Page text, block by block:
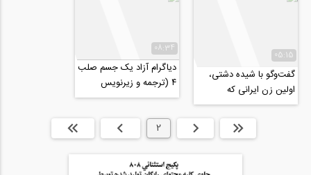
05:15
گفت‌وگو با شیده دشتی،
اولین زن ایرانی که
معتبرترین جایزه مهندسی
عمران آمریکا را...
08:34
دیاگرام آزاد یک جسم صلب
۴ (ترجمه و زیرنویس
اختصاصی موسسه ۸۰۸)
ابتدا
قبلی 2 بعدی انتها »